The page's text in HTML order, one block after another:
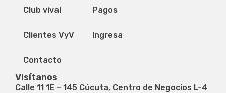
Club vival
Clientes VyV
Contacto
Pagos
Ingresa
Visítanos
Calle 11 1E – 145 Cúcuta, Centro de Negocios L-4